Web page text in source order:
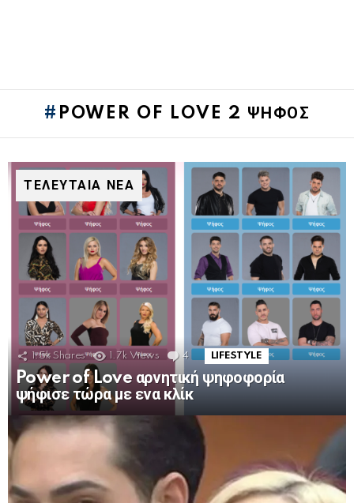
POWER OF LOVE 2 ΨΗΦΟΣ
ΤΕΛΕΥΤΑΙΑ ΝΕΑ
1.5k Shares 1.7k Views 4 Comments
LIFESTYLE
Power of Love αρνητική ψηφοφορία
ψήφισε τώρα με ενα κλίκ